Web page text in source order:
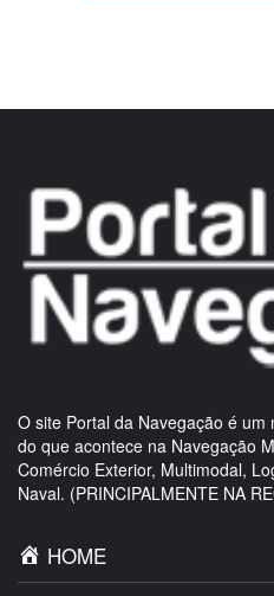
O site Portal da Navegação é
do que acontece na Navegação
Comércio Exterior, Multimodal,
Naval. (PRINCIPALMENTE NA
HOME